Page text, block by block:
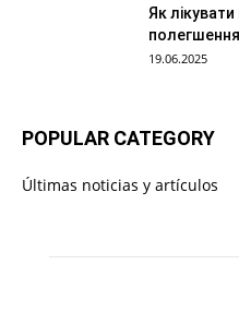
Як
19.06.2025
POPULAR CATEGORY
Últimas noticias y artículos